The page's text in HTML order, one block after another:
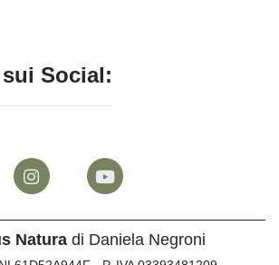
Social:
Naturadi Daniela Negroni